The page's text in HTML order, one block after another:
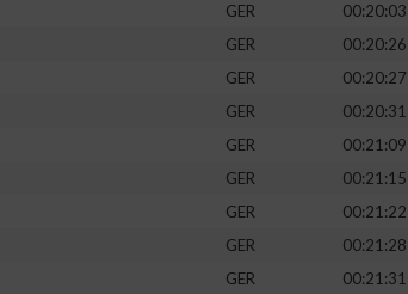
GER
00:20:03
GER
00:20:26
GER
00:20:27
GER
00:20:31
GER
00:21:09
GER
00:21:15
GER
00:21:22
GER
00:21:28
GER
00:21:31